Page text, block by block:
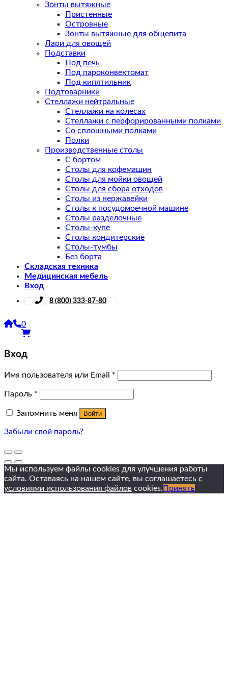
Зонты вытяжные
Пристенные
Островные
Зонты вытяжные для общепита
Лари для овощей
Подставки
Под печь
Под пароконвектомат
Под кипятильник
Подтоварники
Стеллажи нейтральные
Стеллажи на колесах
Стеллажи с перфорированными полками
Со сплошными полками
Полки
Производственные столы
С бортом
Столы для кофемашин
Столы для мойки овощей
Столы для сбора отходов
Столы из нержавейки
Столы к посудомоечной машине
Столы разделочные
Столы-купе
Столы кондитерские
Столы-тумбы
Без борта
Складская техника
Медицинская мебель
Вход
8 (800) 333-87-80
0
Вход
Имя пользователя или Email *
Пароль *
Запомнить меня Войти
Забыли свой пароль?
Мы используем файлы cookies для улучшения работы
сайта. Оставаясь на нашем сайте, вы соглашаетесь с
условиями использования файлов cookies. Принять